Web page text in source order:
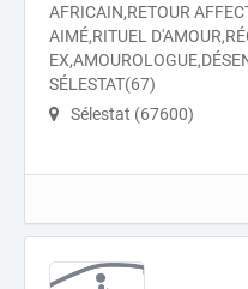
AFRICAIN,RETOUR
AIMÉ,RITUEL
SÉLESTAT(67)
Sélestat (67600)